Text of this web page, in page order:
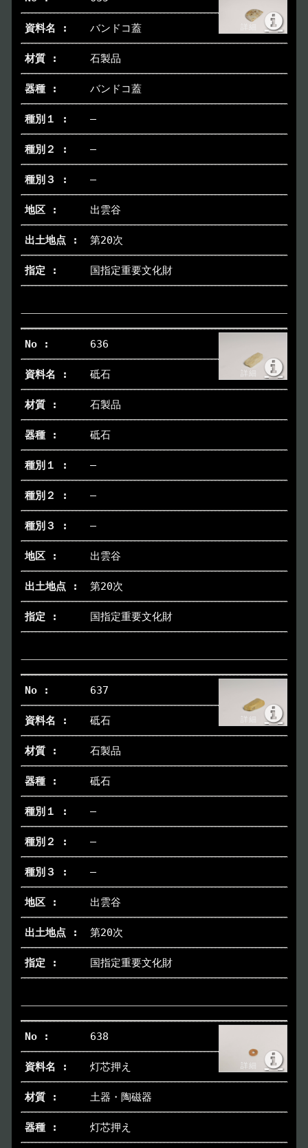
バンドコ蓋
石製品
バンドコ蓋
―
―
―
出雲谷
第20次
国指定重要文化財
636
砥石
石製品
砥石
―
―
―
出雲谷
第20次
国指定重要文化財
637
砥石
石製品
砥石
―
―
―
出雲谷
第20次
国指定重要文化財
638
灯芯押え
土器・陶磁器
灯芯押え